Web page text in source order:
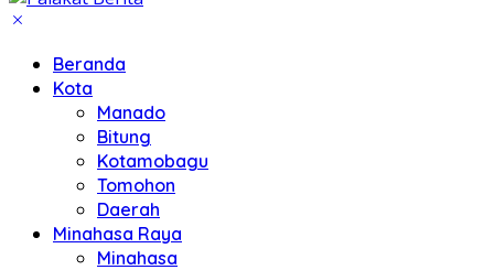
Beranda
Kota
Manado
Bitung
Kotamobagu
Tomohon
Daerah
Minahasa Raya
Minahasa